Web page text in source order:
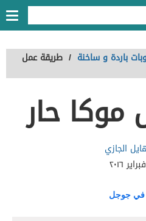
باردة و ساخنة / طريقة عمل
حار
الجازي
جوجل